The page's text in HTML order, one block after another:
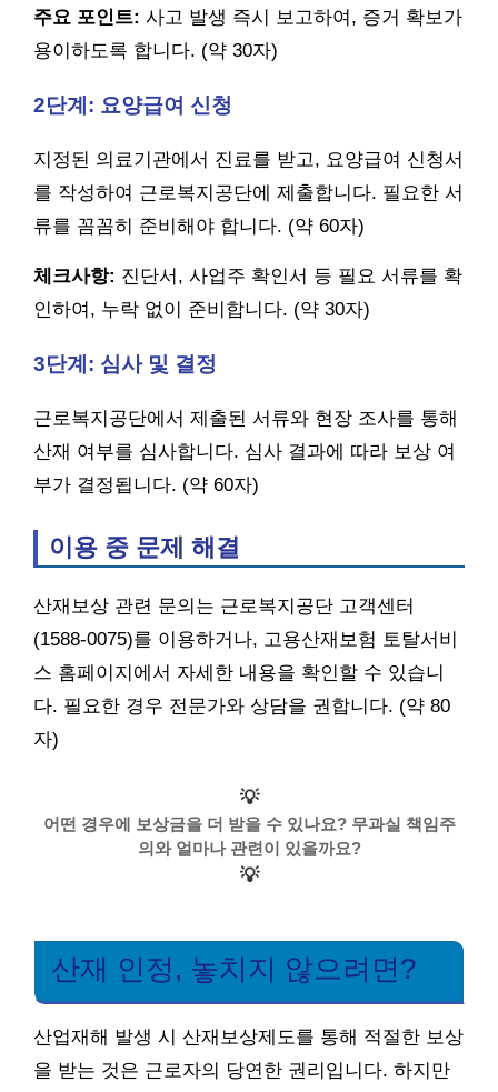
주요 포인트: 사고 발생 즉시 보고하여, 증거 확보가
용이하도록 합니다. (약 30자)
2단계: 요양급여 신청
지정된 의료기관에서 진료를 받고, 요양급여 신청서
를 작성하여 근로복지공단에 제출합니다. 필요한 서
류를 꼼꼼히 준비해야 합니다. (약 60자)
체크사항: 진단서, 사업주 확인서 등 필요 서류를 확
인하여, 누락 없이 준비합니다. (약 30자)
3단계: 심사 및 결정
근로복지공단에서 제출된 서류와 현장 조사를 통해
산재 여부를 심사합니다. 심사 결과에 따라 보상 여
부가 결정됩니다. (약 60자)
이용 중 문제 해결
산재보상 관련 문의는 근로복지공단 고객센터
(1588-0075)를 이용하거나, 고용산재보험 토탈서비
스 홈페이지에서 자세한 내용을 확인할 수 있습니
다. 필요한 경우 전문가와 상담을 권합니다. (약 80
자)
💡
어떤 경우에 보상금을 더 받을 수 있나요? 무과실 책임주
의와 얼마나 관련이 있을까요?
💡
산재 인정, 놓치지 않으려면?
산업재해 발생 시 산재보상제도를 통해 적절한 보상
을 받는 것은 근로자의 당연한 권리입니다. 하지만